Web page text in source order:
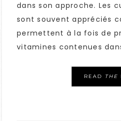
dans son approche. Les
sont souvent appréciés
permettent à la fois de
vitamines contenues
READ THE